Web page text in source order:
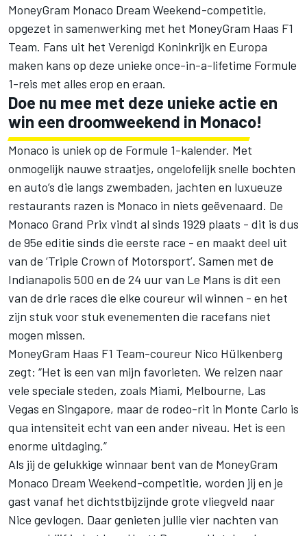
MoneyGram Monaco Dream Weekend-competitie,
opgezet in samenwerking met het MoneyGram Haas F1
Team. Fans uit het Verenigd Koninkrijk en Europa
maken kans op deze unieke once-in-a-lifetime Formule
1-reis met alles erop en eraan.
Doe nu mee met deze unieke actie en
win een droomweekend in Monaco!
Monaco is uniek op de Formule 1-kalender. Met
onmogelijk nauwe straatjes, ongelofelijk snelle bochten
en auto’s die langs zwembaden, jachten en luxueuze
restaurants razen is Monaco in niets geëvenaard. De
Monaco Grand Prix vindt al sinds 1929 plaats - dit is dus
de 95e editie sinds die eerste race - en maakt deel uit
van de ‘Triple Crown of Motorsport’. Samen met de
Indianapolis 500 en de 24 uur van Le Mans is dit een
van de drie races die elke coureur wil winnen - en het
zijn stuk voor stuk evenementen die racefans niet
mogen missen.
MoneyGram Haas F1 Team-coureur Nico Hülkenberg
zegt: “Het is een van mijn favorieten. We reizen naar
vele speciale steden, zoals Miami, Melbourne, Las
Vegas en Singapore, maar de rodeo-rit in Monte Carlo is
qua intensiteit echt van een ander niveau. Het is een
enorme uitdaging.”
Als jij de gelukkige winnaar bent van de MoneyGram
Monaco Dream Weekend-competitie, worden jij en je
gast vanaf het dichtstbijzijnde grote vliegveld naar
Nice gevlogen. Daar genieten jullie vier nachten van